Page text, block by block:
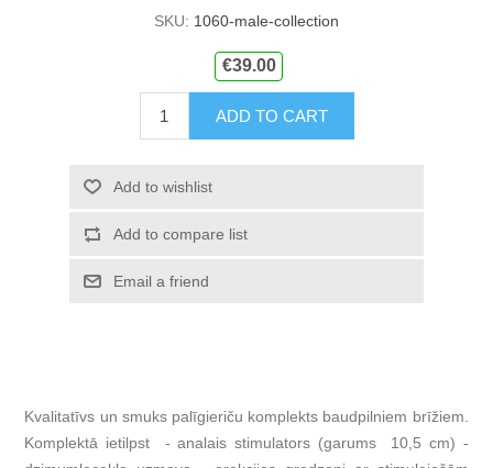
SKU: 1060-male-collection
€39.00
ADD TO CART
Add to wishlist
Add to compare list
Email a friend
Kvalitatīvs un smuks palīgieriču komplekts baudpilniem brīžiem.
Komplektā ietilpst - analais stimulators (garums 10,5 cm) -